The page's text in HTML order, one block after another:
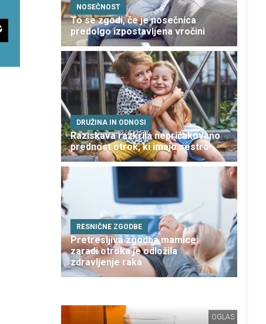
NOSEČNOST
To se zgodi, če je nosečnica
predolgo izpostavljena vročini
DRUŽINA IN ODNOSI
Raziskava razkrila nepričakovano
prednost otrok, ki imajo sestro
RESNIČNE ZGODBE
Pretresljiva zgodba mamice:
zaradi otroka je odložila
zdravljenje raka
OGLAS